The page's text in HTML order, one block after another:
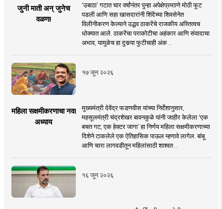
जुनी माती अन् जुनेच
वळण!
‘उबाठा’ गटात चार वर्षांनंतर पुन्हा अपेक्षेप्रमााणे मोठी फूट
पडली आणि सहा खासदारांनी शिंदेंच्या शिवसेनेत
विलीनीकरण केल्याने उद्धव ठाकरेंचे राजकीय अस्तित्वच
धोक्यात आले. ठाकरेंचा पराकोटीचा अहंकार आणि संवादाचा
अभाव, यामुळेच हा दुसर्‍या फुटीचाही अंक ..
१७ जून २०२६
महिला सक्षमीकरणाचा नवा
अध्याय
मुख्यमंत्री देवेंद्र फडणवीस यांच्या निर्देशानुसार,
महसूलमंत्री चंद्रशेखर बावनकुळे यांनी जाहीर केलेला ‘एक
बचत गट, एक हेक्टर जागा’ हा निर्णय महिला सक्षमीकरणाच्या
दिशेने टाकलेले एक ऐतिहासिक पाऊल म्हणावे लागेल. बांबू
आणि चारा लागवडीतून महिलांसाठी शाश्वत ..
१६ जून २०२६